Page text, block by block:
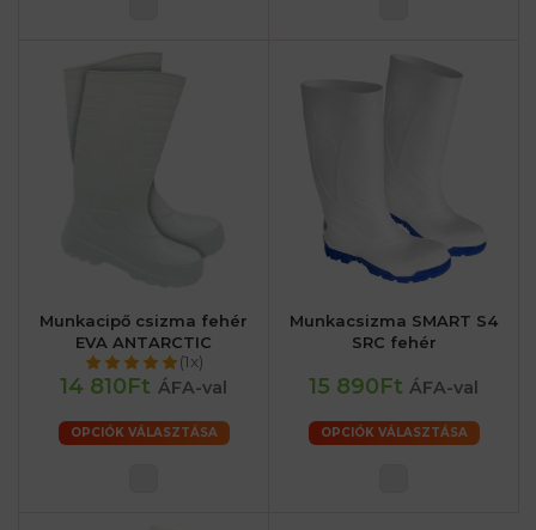
Munkacipő csizma fehér
EVA ANTARCTIC
(1x)
14 810Ft ÁFA-val
OPCIÓK VÁLASZTÁSA
Munkacsizma SMART S4
SRC fehér
15 890Ft ÁFA-val
OPCIÓK VÁLASZTÁSA